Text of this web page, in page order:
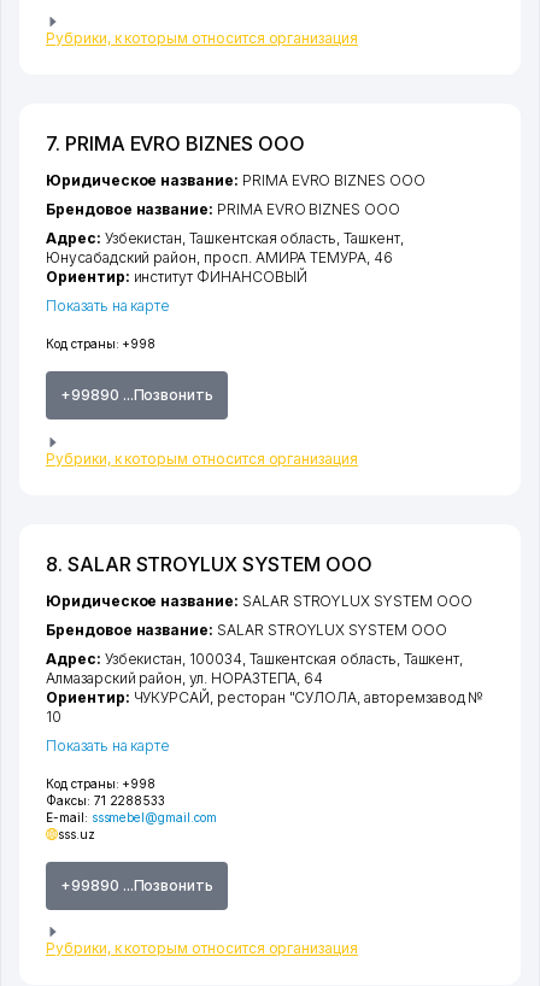
Рубрики, к которым относится организация
7. PRIMA EVRO BIZNES ООО
Код страны: +998
+99890 ...Позвонить
Рубрики, к которым относится организация
Юридическое название: PRIMA EVRO BIZNES ООО
Брендовое название: PRIMA EVRO BIZNES ООО
Адрес: Узбекистан,Ташкентская область,Ташкент,
Юнусабадский район, просп. АМИРА ТЕМУРА, 46
Ориентир: институт ФИНАНСОВЫЙ
Показать на карте
8. SALAR STROYLUX SYSTEM ООО
Код страны: +998
Факсы: 71 2288533
E-mail: sssmebel@gmail.com
sss.uz
+99890 ...Позвонить
Рубрики, к которым относится организация
Юридическое название: SALAR STROYLUX SYSTEM ООО
Брендовое название: SALAR STROYLUX SYSTEM ООО
Адрес: Узбекистан, 100034, Ташкентская область Ташкент
Алмазарский район ,ул. НОРАЗТЕПА , 64
Ориентир: ЧУКУРСАЙ, ресторан "СУЛОЛА, авторемзавод №
10
Показать на карте